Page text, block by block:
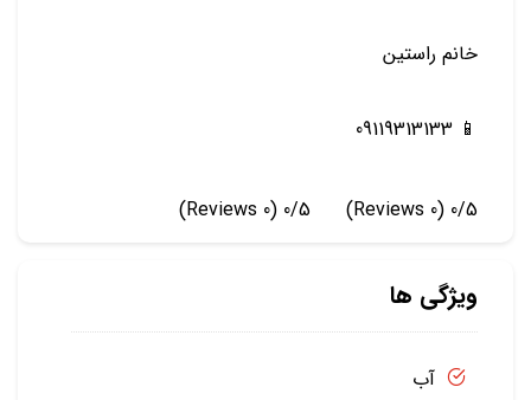
خانم راستین
📱 09119313133
0/5
(0 Reviews)
0/5
(0 Reviews)
ویژگی ها
آب